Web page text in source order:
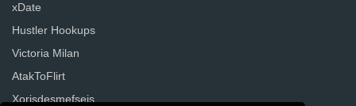
xDate
Hustler Hookups
Victoria Milan
AtakToFlirt
Xorisdesmefseis